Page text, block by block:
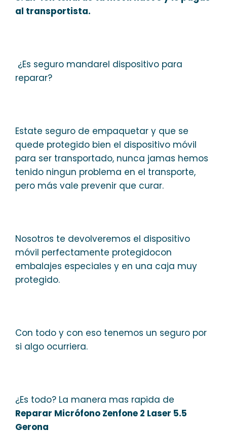
al transportista.
¿Es seguro mandarel dispositivo para
reparar?
Estate seguro de empaquetar y que se
quede protegido bien el dispositivo móvil
para ser transportado, nunca jamas hemos
tenido ningun problema en el transporte,
pero más vale prevenir que curar.
Nosotros te devolveremos el dispositivo
móvil perfectamente protegidocon
embalajes especiales y en una caja muy
protegido.
Con todo y con eso tenemos un seguro por
si algo ocurriera.
¿Es todo? La manera mas rapida de
Reparar Micrófono Zenfone 2 Laser 5.5
Gerona